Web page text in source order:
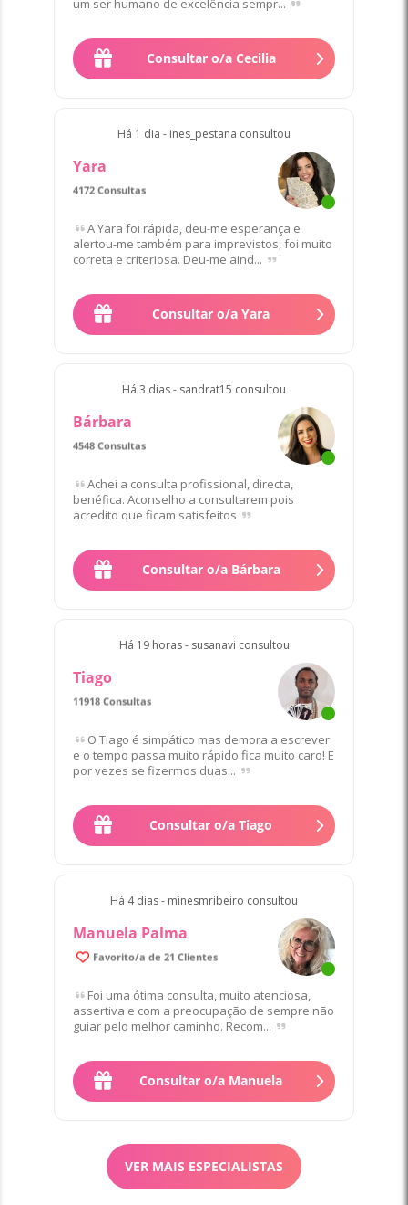
um ser humano de excelência sempr...
Consultar o/a Cecilia
Há 1 dia - ines_pestana consultou
Yara
4172 Consultas
Favorito/a de 22 Clientes
A Yara foi rápida, deu-me esperança e
alertou-me também para imprevistos, foi muito
correta e criteriosa. Deu-me aind...
Consultar o/a Yara
Há 3 dias - sandrat15 consultou
Bárbara
4548 Consultas
Favorito/a de 31 Clientes
Achei a consulta profissional, directa,
benéfica. Aconselho a consultarem pois
acredito que ficam satisfeitos
Consultar o/a Bárbara
Há 19 horas - susanavi consultou
Tiago
11918 Consultas
Favorito/a de 64 Clientes
O Tiago é simpático mas demora a escrever
e o tempo passa muito rápido fica muito caro! E
por vezes se fizermos duas...
Consultar o/a Tiago
Há 4 dias - minesmribeiro consultou
Manuela Palma
Favorito/a de 21 Clientes
Foi uma ótima consulta, muito atenciosa,
assertiva e com a preocupação de sempre não
guiar pelo melhor caminho. Recom...
Consultar o/a Manuela
VER MAIS ESPECIALISTAS